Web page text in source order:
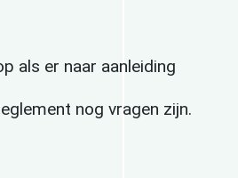
als er naar aanleiding
nog vragen zijn.